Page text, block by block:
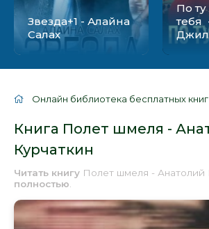
Звезда+1 - Алайна
Салах
По ту
тебя
Онлайн библиотека бесплатных книг
Книга Полет шмеля -
Курчаткин
Читать книгу Полет шмеля - Анатолий
полностью